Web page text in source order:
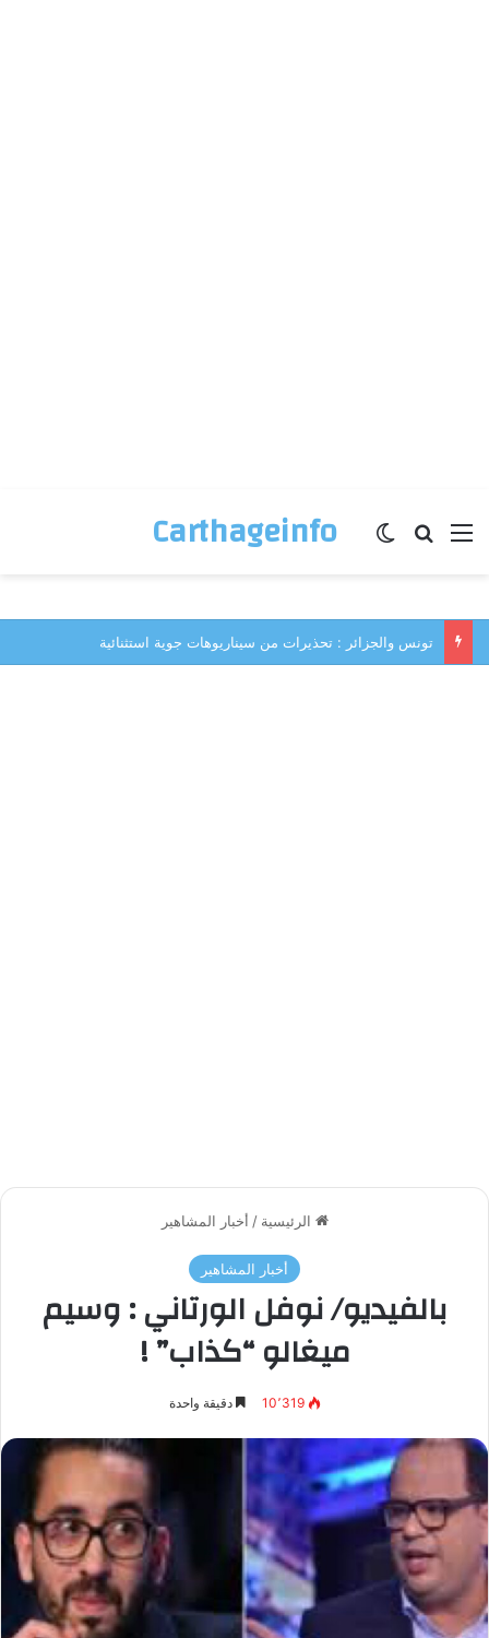
Carthageinfo القائمة بحث عنالوضع المظلم
تونس والجزائر : تحذيرات من سيناريوهات جوية استثنائية
الرئيسية / أخبار المشاهير
أخبار المشاهير
بالفيديو/ نوفل الورتاني : وسيم
ميغالو “كذاب” !
10٬319 دقيقة واحدة